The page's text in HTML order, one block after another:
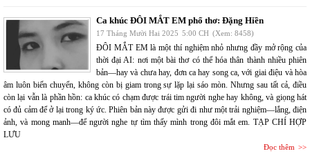
Ca khúc ĐÔI MẮT EM phổ thơ: Đặng Hiền
17 Tháng Mười Hai 2025 5:00 CH (Xem: 8458)
ĐÔI MẮT EM là một thí nghiệm nhỏ nhưng đầy mở rộng của
thời đại AI: nơi một bài thơ có thể hóa thân thành nhiều phiên
bản—hay và chưa hay, đơn ca hay song ca, với giai điệu và hòa
âm luôn biến chuyển, không còn bị giam trong sự lặp lại sáo mòn. Nhưng sau tất cả, điều
còn lại vẫn là phần hồn: ca khúc có chạm được trái tim người nghe hay không, và giọng hát
có đủ cảm để ở lại trong ký ức. Phiên bản này được gửi đi như một trải nghiệm—lắng, điện
ảnh, và mong manh—để người nghe tự tìm thấy mình trong đôi mắt em. TẠP CHÍ HỢP
LƯU
Đọc thêm